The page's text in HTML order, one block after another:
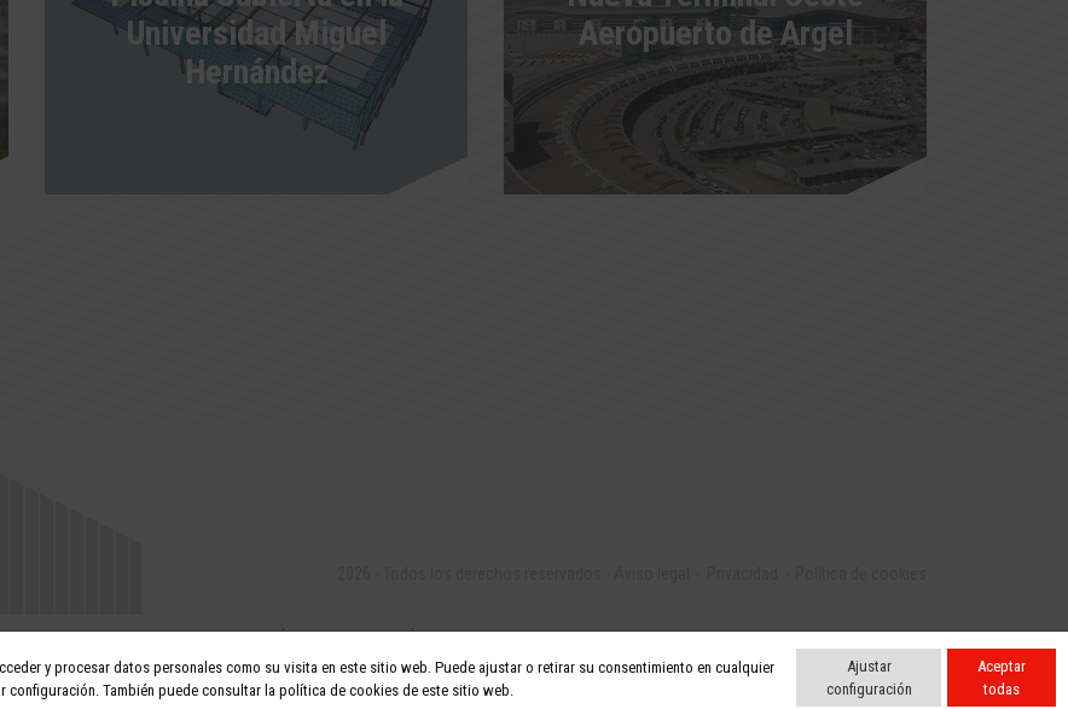
Universidad Miguel
Hernández
Aeropuerto de Argel
y procesar datos personales como su visita en este sitio web. Puede ajustar o retirar su consentimiento en cualquier
configuración. También puede consultar la política de cookies de este sitio web.
Ajustar
configuración
Aceptar
todas